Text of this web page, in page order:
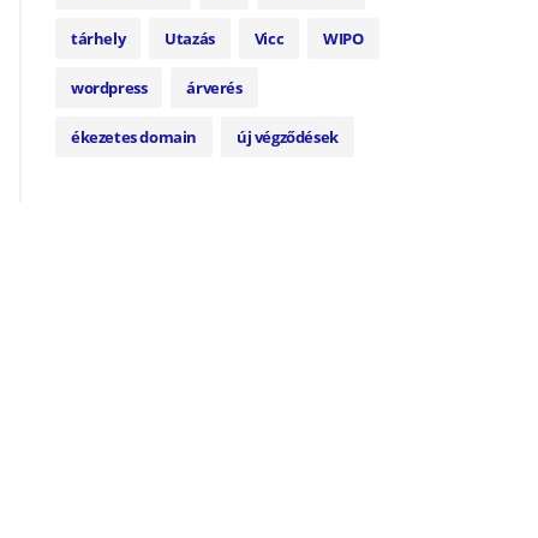
tárhely Utazás Vicc WIPO
wordpress árverés
ékezetes domain új végződések